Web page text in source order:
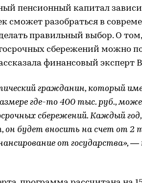
пенсионный капитал
сможет разобраться в
правильный выбор. О
сбережений можно
финансовый эксперт
гражданин, который
где-то 400 тыс. руб.,
сбережений. Каждый год,
он будет вносить на счет от 2
от государства»,